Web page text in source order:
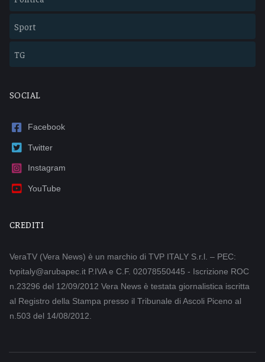
Sport
TG
SOCIAL
Facebook
Twitter
Instagram
YouTube
CREDITI
VeraTV (Vera News) è un marchio di TVP ITALY S.r.l. – PEC:
tvpitaly@arubapec.it P.IVA e C.F. 02078550445 - Iscrizione ROC
n.23296 del 12/09/2012 Vera News è testata giornalistica iscritta
al Registro della Stampa presso il Tribunale di Ascoli Piceno al
n.503 del 14/08/2012.